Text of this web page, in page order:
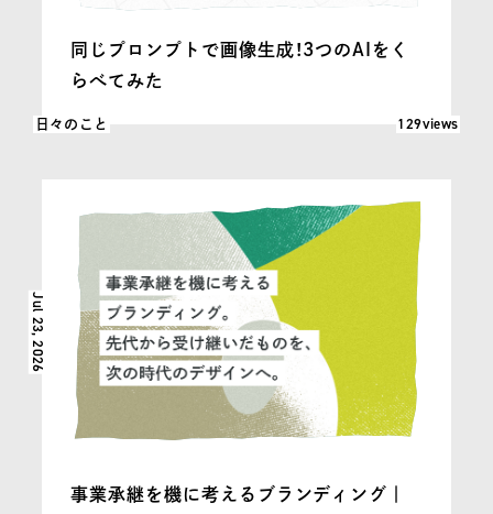
同じプロンプトで画像生成！3つのAIをく
らべてみた
日々のこと 閲覧数: 129
129views
Jul 23, 2026
事業承継を機に考えるブランディング｜